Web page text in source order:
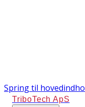
Spring til
TriboTech ApS